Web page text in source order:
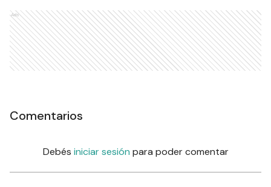
Ads
Comentarios
Debés iniciar sesión para poder comentar